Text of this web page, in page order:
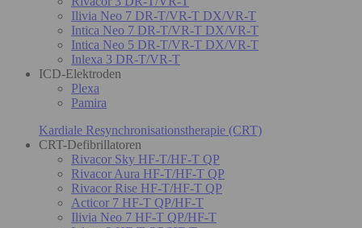
Ilivia Neo 7 DR-T/VR-T DX/VR-T
Intica Neo 7 DR-T/VR-T DX/VR-T
Intica Neo 5 DR-T/VR-T DX/VR-T
Inlexa 3 DR-T/VR-T
ICD-Elektroden
Plexa
Pamira
Kardiale Resynchronisationstherapie (CRT)
CRT-Defibrillatoren
Rivacor Sky HF-T/HF-T QP
Rivacor Aura HF-T/HF-T QP
Rivacor Rise HF-T/HF-T QP
Acticor 7 HF-T QP/HF-T
Ilivia Neo 7 HF-T QP/HF-T